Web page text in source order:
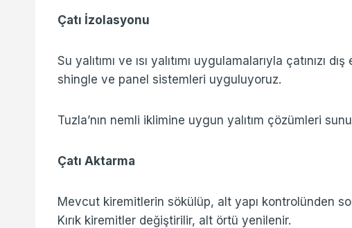
Çatı İzolasyonu
Su yalıtımı ve ısı yalıtımı uygulamalarıyla çatınızı
shingle ve panel sistemleri uyguluyoruz.
Tuzla’nın nemli iklimine uygun yalıtım çözümleri
Çatı Aktarma
Mevcut kiremitlerin sökülüp, alt yapı kontrolünden
Kırık kiremitler değiştirilir, alt örtü yenilenir.